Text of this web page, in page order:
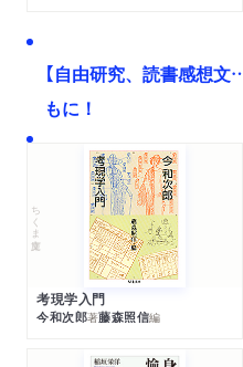
【自由研究、読書感想
もに！
ちくま文庫
考現学入門
今和次郎著藤森照信編